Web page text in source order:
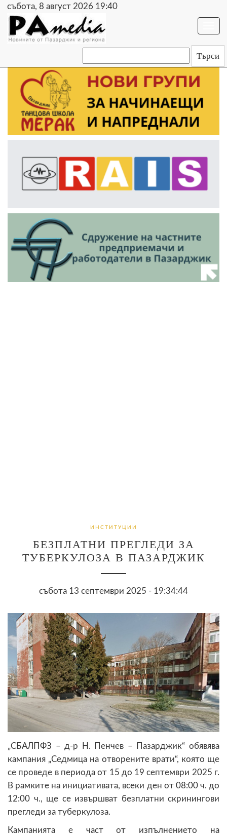
събота, 8 август 2026 19:40
ИНСТИТУЦИИ
БЕЗПЛАТНИ ПРЕГЛЕДИ ЗА
ТУБЕРКУЛОЗА В ПАЗАРДЖИК
събота 13 септември 2025 - 19:34:44
„СБАЛПФЗ – д-р Н. Пенчев – Пазарджик“ обявява
кампания „Седмица на отворените врати“, която ще
се проведе в периода от 15 до 19 септември 2025 г.
В рамките на инициативата, всеки ден от 08:00 ч. до
12:00 ч., ще се извършват безплатни скринингови
прегледи за туберкулоза.
Кампанията е част от изпълнението на